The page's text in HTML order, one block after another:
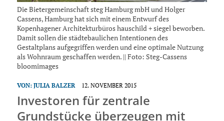
Die Bietergemeinschaft steg Hamburg mbH und Holger
Cassens, Hamburg hat sich mit einem Entwurf des
Kopenhagener Architekturbüros hauschild + siegel beworben.
Damit sollen die städtebaulichen Intentionen des
Gestaltplans aufgegriffen werden und eine optimale Nutzung
als Wohnraum geschaffen werden. || Foto: Steg-Cassens
bloomimages
VON: JULIA BALZER 12. NOVEMBER 2015
Investoren für zentrale
Grundstücke überzeugen mit